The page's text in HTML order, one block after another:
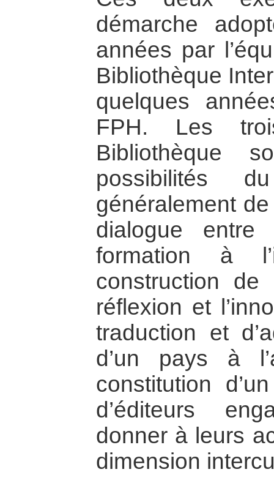
démarche
années par
Bibliothèque
quelques
FPH. Les
Bibliothèque
possibilités
généralement
dialogue entre
formation à
construction
réflexion et
traduction et
d’un pays à
constitution
d’éditeurs
donner à leurs
dimension